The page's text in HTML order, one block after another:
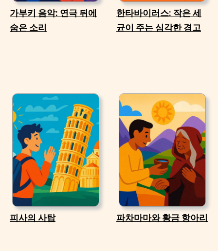
가부키 음악: 연극 뒤에
숨은 소리
한타바이러스: 작은 세
균이 주는 심각한 경고
피사의 사탑 파차마마와 황금 항아리